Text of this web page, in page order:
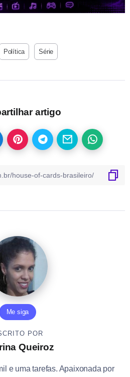
Política Série
artigo
Me siga
POR
Queiroz
e uma tarefas. Apaixonada por